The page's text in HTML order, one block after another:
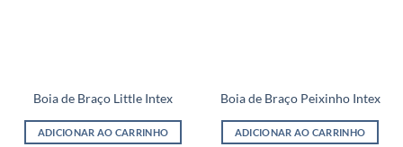
do
Boia de Braço Little Intex
ADICIONAR AO CARRINHO
Boia de Braço Peixinho Intex
ADICIONAR AO CARRINHO